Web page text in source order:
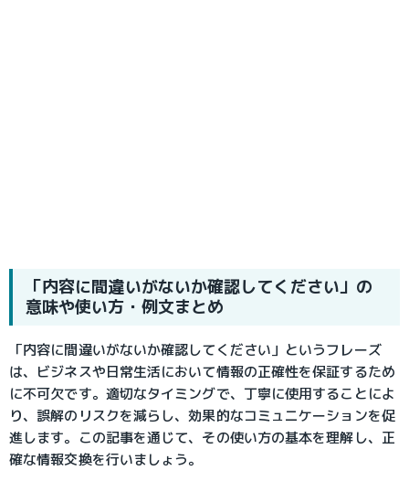
「内容に間違いがないか確認してください」の
意味や使い方・例文まとめ
「内容に間違いがないか確認してください」というフレーズ
は、ビジネスや日常生活において情報の正確性を保証するため
に不可欠です。適切なタイミングで、丁寧に使用することによ
り、誤解のリスクを減らし、効果的なコミュニケーションを促
進します。この記事を通じて、その使い方の基本を理解し、正
確な情報交換を行いましょう。